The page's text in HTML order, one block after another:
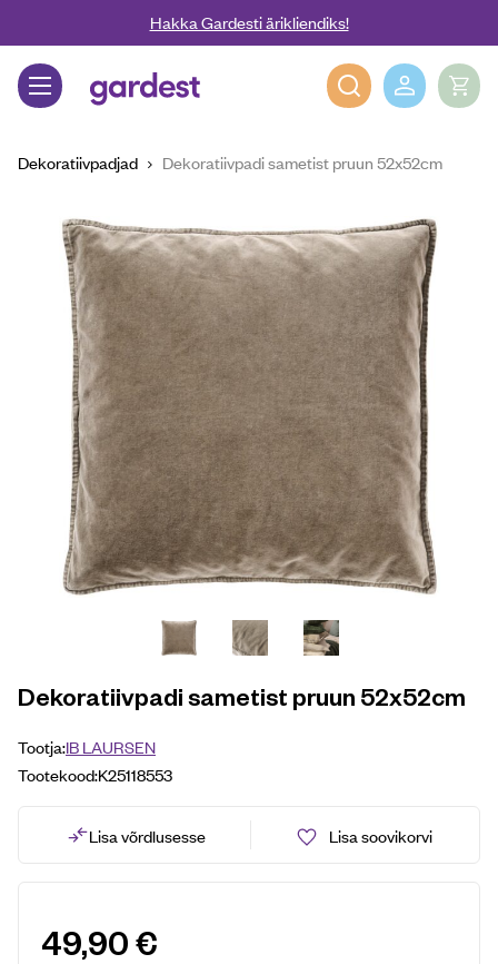
Liigu edasi põhisisu juurdeHakka Gardesti ärikliendiks!
Gardest
Dekoratiivpadjad Dekoratiivpadi sametist pruun 52x52cm
Dekoratiivpadi sametist pruun 52x52cm
Tootja:IB LAURSEN
Tootekood:K25118553
Lisa võrdlusesse Lisa soovikorvi
49,90€